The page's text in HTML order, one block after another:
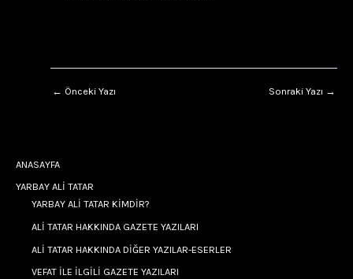
ANASAYFA
YARBAY ALİ TATAR
YARBAY ALİ TATAR KİMDİR?
ALİ TATAR HAKKINDA GAZETE YAZILARI
ALİ TATAR HAKKINDA DİĞER YAZILAR-ESERLER
VEFAT İLE İLGİLİ GAZETE YAZILARI
← Önceki Yazı Sonraki Yazı →